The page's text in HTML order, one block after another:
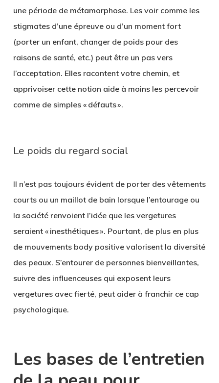
une période de métamorphose. Les voir comme les
stigmates d’une épreuve ou d’un moment fort
(porter un enfant, changer de poids pour des
raisons de santé, etc.) peut être un pas vers
l’acceptation. Elles racontent votre chemin, et
apprivoiser cette notion aide à moins les percevoir
comme de simples « défauts ».
Le poids du regard social
Il n’est pas toujours évident de porter des vêtements
courts ou un maillot de bain lorsque l’entourage ou
la société renvoient l’idée que les vergetures
seraient « inesthétiques ». Pourtant, de plus en plus
de mouvements body positive valorisent la diversité
des peaux. S’entourer de personnes bienveillantes,
suivre des influenceuses qui exposent leurs
vergetures avec fierté, peut aider à franchir ce cap
psychologique.
Les bases de l’entretien